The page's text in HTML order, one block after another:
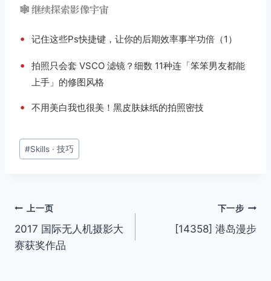
🕸️ 继续探索影像宇宙
• 记住这些Ps快捷键，让你的后期效率事半功倍（1）
•
拍照只会套 VSCO 滤镜？细数 11种连「笨笨男友都能
上手」的修图风格
• 不用美白我也很美！黑皮肤妹纸的拍照密技
文
章
#Skills · 技巧
文
章
上一页
2017 国际无人机摄影大
赛获奖作品
下一步
[14358] 港岛漫步